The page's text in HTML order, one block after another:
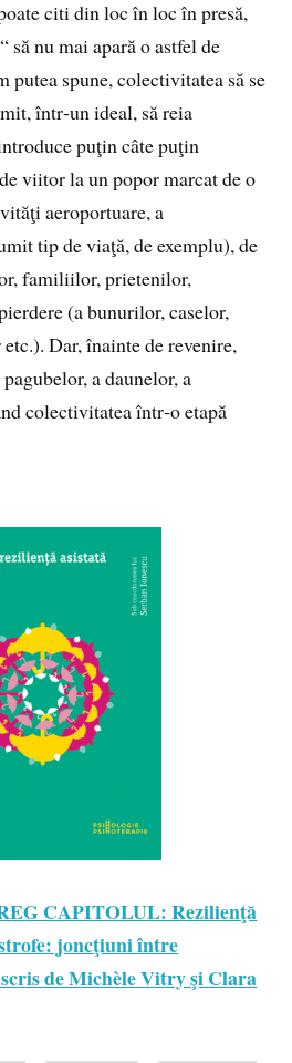
citi din loc în loc în presă,
nu mai apară o astfel de
putea spune, colectivitatea să se
într‑un ideal, să reia
puţin câte puţin
viitor la un popor marcat de o
aeroportuare, a
tip de viaţă, de exemplu), de
familiilor, prietenilor,
(a bunurilor, caselor,
Dar, înainte de revenire,
a daunelor, a
colectivitatea într‑o etapă
CAPITOLUL: Rezilienţă
joncţiuni între
de Michèle Vitry şi Clara